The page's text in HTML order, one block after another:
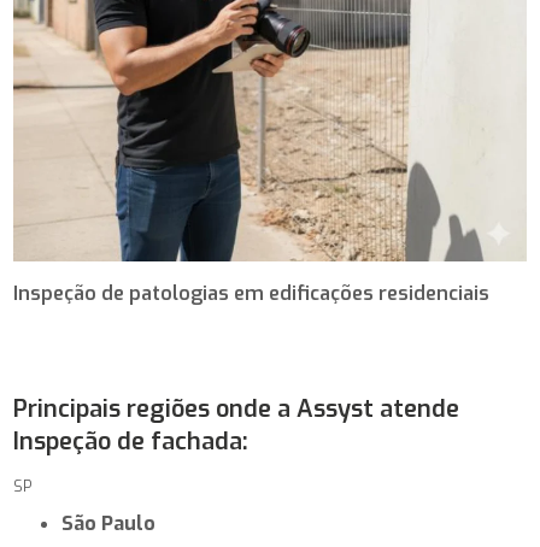
Inspeção de patologias em edificações residenciais
Principais regiões onde a Assyst atende
Inspeção de fachada:
SP
São Paulo